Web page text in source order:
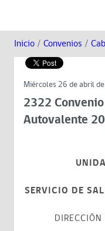
Inicio / Convenios /
Miércoles 26 de abril
2322
Autovalente
SERVICIO DE